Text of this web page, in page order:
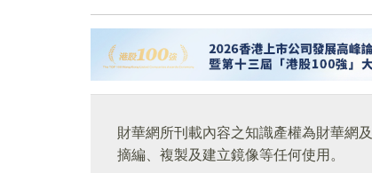
財華網所刊載內容之知識產權為財華網
摘編、複製及建立鏡像等任何使用。